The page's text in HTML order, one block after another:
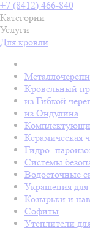
+7 (8412) 466-840
Категории
Услуги
Для кровли
Кровельный
из Гибкой
из Ондулина
Керамическая
Гидро-
Системы
Водосточные
Украшения
Козырьки и
Софиты
Утеплители